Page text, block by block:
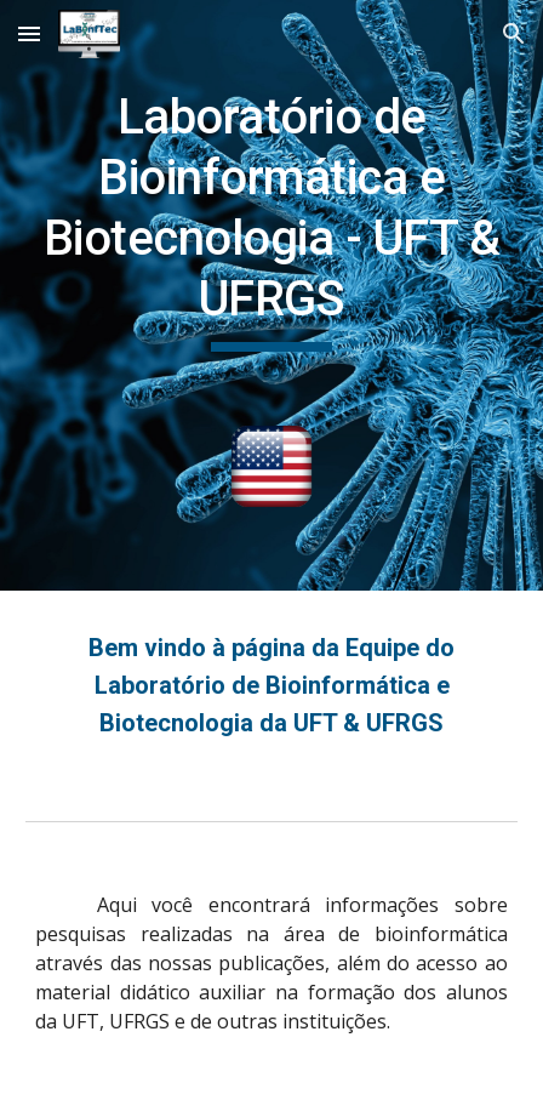
Skip to main content Skip to navigation
Laboratório de
Bioinformática e
Biotecnologia - UFT &
UFRGS
Bem vindo à página da Equipe do
Laboratório de Bioinformática e
Biotecnologia da UFT & UFRGS
Aqui você encontrará informações sobre
pesquisas realizadas na área de bioinformática
através das nossas publicações, além do acesso ao
material didático auxiliar na formação dos alunos
da UFT, UFRGS e de outras instituições.